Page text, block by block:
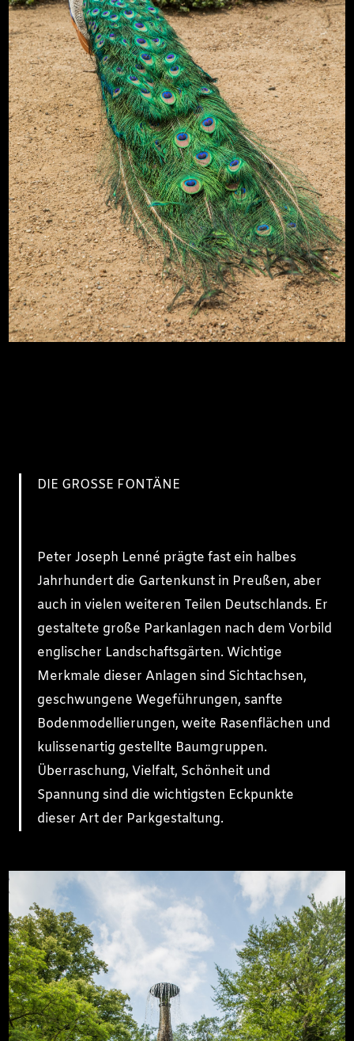
DIE GROSSE FONTÄNE
Peter Joseph Lenné prägte fast ein halbes
Jahrhundert die Gartenkunst in Preußen, aber
auch in vielen weiteren Teilen Deutschlands. Er
gestaltete große Parkanlagen nach dem Vorbild
englischer Landschaftsgärten. Wichtige
Merkmale dieser Anlagen sind Sichtachsen,
geschwungene Wegeführungen, sanfte
Bodenmodellierungen, weite Rasenflächen und
kulissenartig gestellte Baumgruppen.
Überraschung, Vielfalt, Schönheit und
Spannung sind die wichtigsten Eckpunkte
dieser Art der Parkgestaltung.